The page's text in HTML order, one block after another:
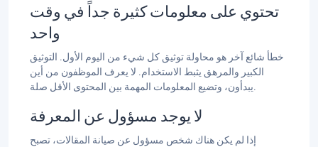
تحتوي على معلومات كثيرة جداً في وقت
واحد
خطأ شائع آخر هو محاولة توثيق كل شيء من اليوم الأول. التوثيق
الكبير والمرهق يثبط الاستخدام. لا يعرف الموظفون من أين
يبدأون، وتضيع المعلومات المهمة بين المحتوى الأقل صلة.
لا يوجد مسؤول عن المعرفة
إذا لم يكن هناك شخص مسؤول عن صيانة المقالات، تصبح